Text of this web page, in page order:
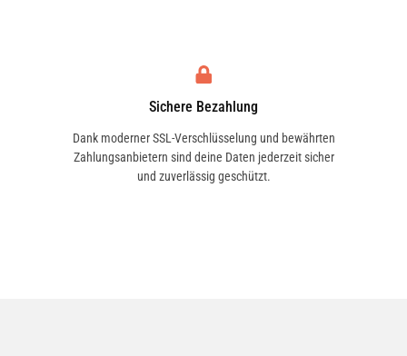
Sichere Bezahlung
Dank moderner SSL-Verschlüsselung und bewährten
Zahlungsanbietern sind deine Daten jederzeit sicher
und zuverlässig geschützt.